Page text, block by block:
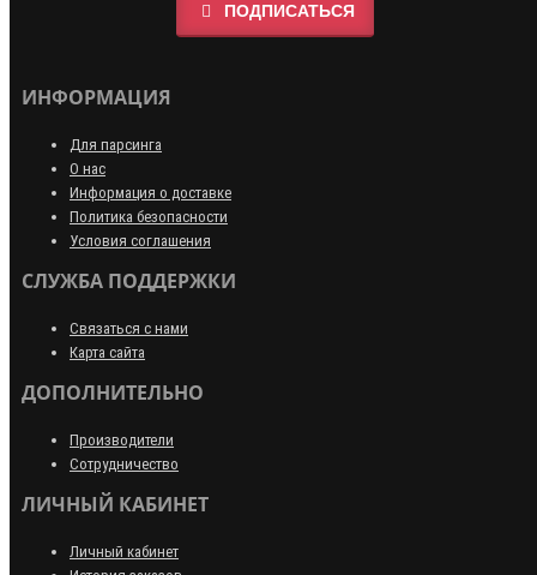
ПОДПИСАТЬСЯ
ИНФОРМАЦИЯ
Для парсинга
О нас
Информация о доставке
Политика безопасности
Условия соглашения
СЛУЖБА ПОДДЕРЖКИ
Связаться с нами
Карта сайта
ДОПОЛНИТЕЛЬНО
Производители
Сотрудничество
ЛИЧНЫЙ КАБИНЕТ
Личный кабинет